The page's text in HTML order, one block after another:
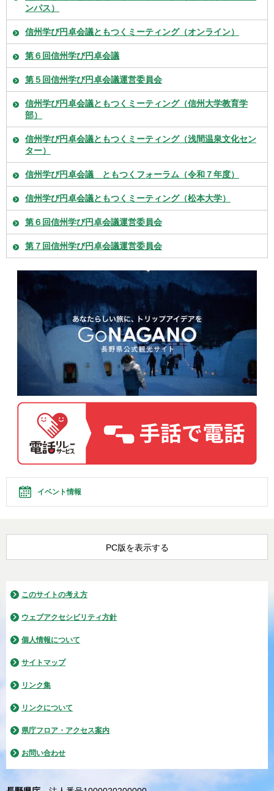
ンパス）
信州学び円卓会議ともつくミーティング（オンライン）
第６回信州学び円卓会議
第５回信州学び円卓会議運営委員会
信州学び円卓会議ともつくミーティング（信州大学教育学
部）
信州学び円卓会議ともつくミーティング（浅間温泉文化セン
ター）
信州学び円卓会議 ともつくフォーラム（令和７年度）
信州学び円卓会議ともつくミーティング（松本大学）
第６回信州学び円卓会議運営委員会
第７回信州学び円卓会議運営委員会
イベント情報
PC版を表示する
このサイトの考え方
ウェブアクセシビリティ方針
個人情報について
サイトマップ
リンク集
リンクについて
県庁フロア・アクセス案内
お問い合わせ